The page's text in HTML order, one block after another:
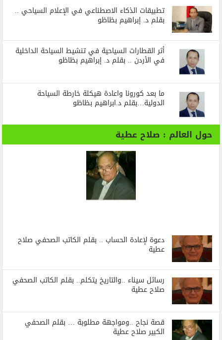
تطبيقات الذكاء الاصطناعي في الإعلام السياحي ..
بقلم د. إبراهيم بظاظو
أثر القطارات السياحية في تنشيط السياحة الداخلية
في الأردن .. بقلم د. إبراهيم بظاظو
ما بعد كورونا واعادة هيكلة خارطة السياحة
الدولية…بقلم د.ابراهيم بظاظو
حول العالم : صلاح عطية
دعوة لإعادة الحساب .. بقلم الكاتب الصحفي صلاح
عطية
رسائل‭ ‬سيناء‭.. ‬والتاريخ‭ ‬يتكلم.. بقلم الكاتب الصحفي
صلاح عطية
قصة نجاح ..ومواجهة مطلوبة … بقلم الصحفي
الكبير صلاح عطية